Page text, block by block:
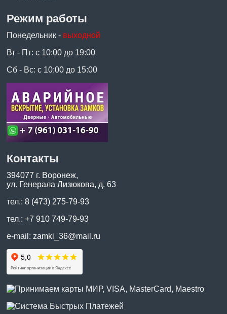
Режим работы
Понедельник - выходной
Вт - Пт: с 10:00 до 19:00
Сб - Вс: с 10:00 до 15:00
Контакты
394077 г. Воронеж,
ул. Генерала Лизюкова, д. 63
тел.:8 (473) 275-79-93
тел.:+7 910 749-79-93
e-mail: zamki_36@mail.ru